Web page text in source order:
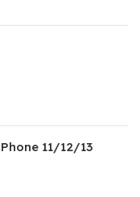
11/12/13